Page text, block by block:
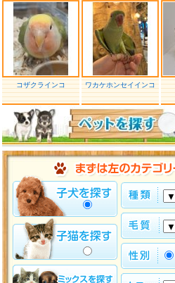
コザクラインコ ワカケホンセイインコ